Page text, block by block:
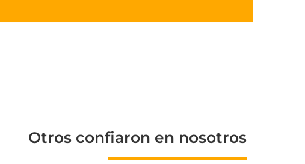
Otros confiaron en nosotros